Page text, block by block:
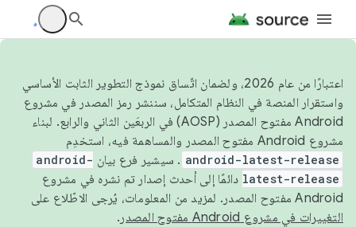
اعتبارًا من عام 2026، ولضمان اتّساق نموذج التطوير الثابت الأساسي
واستقرار المنصة في النظام المتكامل، سننشر رمز المصدر في مشروع
Android مفتوح المصدر (AOSP) في الربعَين الثاني والرابع. لبناء
مشروع Android مفتوح المصدر والمساهمة فيه، استخدِم
android-latest-release . سيشير فرع بيان android-
latest-release دائمًا إلى أحدث إصدار تم نشره في مشروع
Android مفتوح المصدر. لمزيد من المعلومات، يُرجى الاطّلاع على
التغييرات في مشروع Android مفتوح المصدر
.